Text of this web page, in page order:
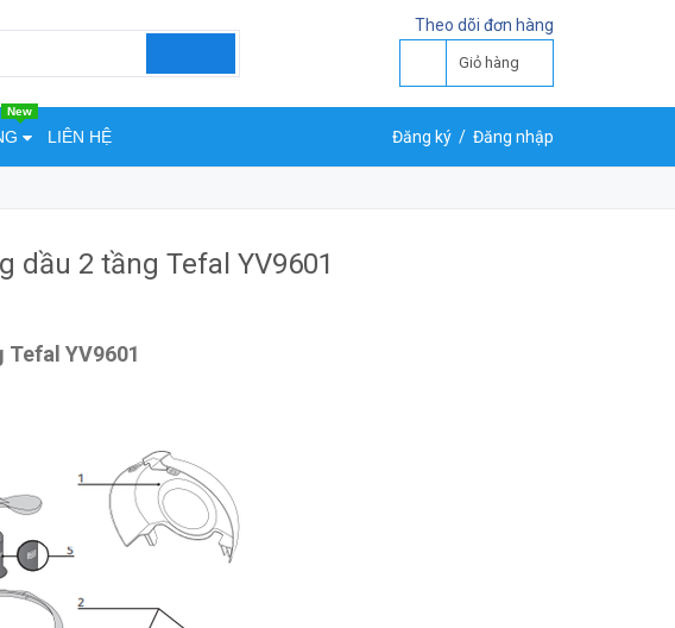
Theo dõi đơn hàng
Giỏ hàng
New
LIÊN HỆ Đăng ký / Đăng nhập
dầu 2 tầng Tefal YV9601
YV9601